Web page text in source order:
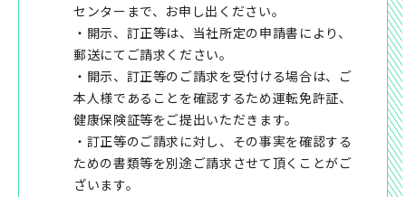
センターまで、お申し出ください。
・開示、訂正等は、当社所定の申請書により、
郵送にてご請求ください。
・開示、訂正等のご請求を受付ける場合は、ご
本人様であることを確認するため運転免許証、
健康保険証等をご提出いただきます。
・訂正等のご請求に対し、その事実を確認する
ための書類等を別途ご請求させて頂くことがご
ざいます。